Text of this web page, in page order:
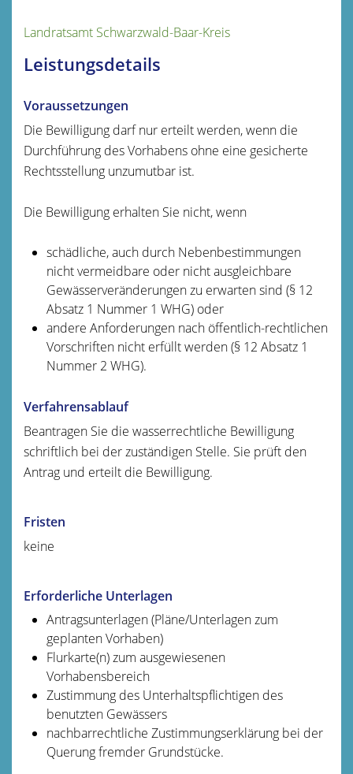
Landratsamt Schwarzwald-Baar-Kreis
Leistungsdetails
Voraussetzungen
Die Bewilligung darf nur erteilt werden, wenn die
Durchführung des Vorhabens ohne eine gesicherte
Rechtsstellung unzumutbar ist.
Die Bewilligung erhalten Sie nicht, wenn
schädliche, auch durch Nebenbestimmungen
nicht vermeidbare oder nicht ausgleichbare
Gewässerveränderungen zu erwarten sind (§ 12
Absatz 1 Nummer 1 WHG) oder
andere Anforderungen nach öffentlich-rechtlichen
Vorschriften nicht erfüllt werden (§ 12 Absatz 1
Nummer 2 WHG).
Verfahrensablauf
Beantragen Sie die wasserrechtliche Bewilligung
schriftlich bei der zuständigen Stelle. Sie prüft den
Antrag und erteilt die Bewilligung.
Fristen
keine
Erforderliche Unterlagen
Antragsunterlagen (Pläne/Unterlagen zum
geplanten Vorhaben)
Flurkarte(n) zum ausgewiesenen
Vorhabensbereich
Zustimmung des Unterhaltspflichtigen des
benutzten Gewässers
nachbarrechtliche Zustimmungserklärung bei der
Querung fremder Grundstücke.